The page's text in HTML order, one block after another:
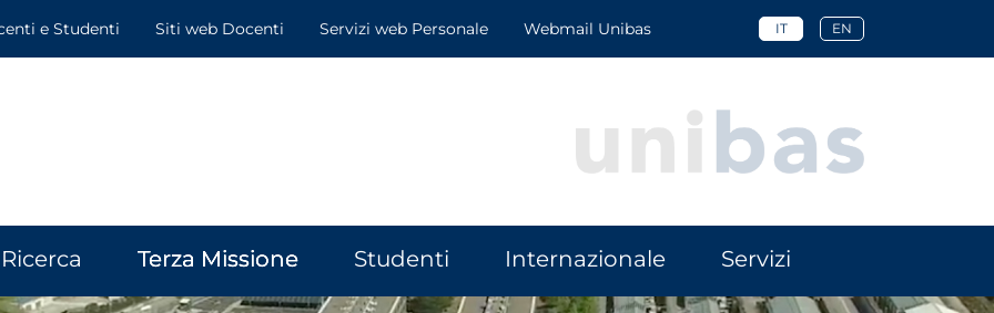
e Studenti Siti web Docenti Servizi web Personale Webmail Unibas IT EN
Ricerca Terza Missione Studenti Internazionale Servizi